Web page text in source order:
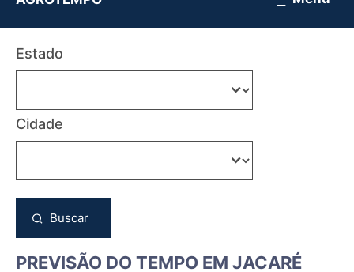
Estado
Cidade
Buscar
PREVISÃO DO TEMPO EM JACARÉ